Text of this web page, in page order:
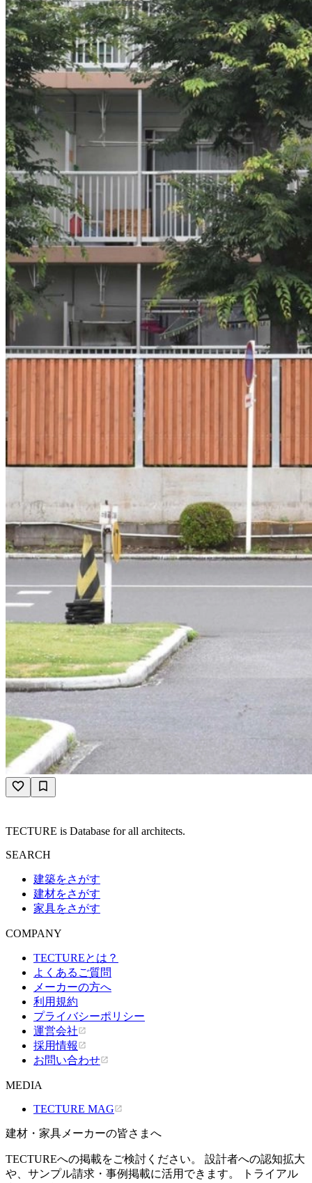
TECTURE is Database for all architects.
SEARCH
建築をさがす
建材をさがす
家具をさがす
COMPANY
TECTUREとは？
よくあるご質問
メーカーの方へ
利用規約
プライバシーポリシー
運営会社
採用情報
お問い合わせ
MEDIA
TECTURE MAG
建材・家具メーカーの皆さまへ
TECTUREへの掲載をご検討ください。 設計者への認知拡大
や、サンプル請求・事例掲載に活用できます。 トライアル